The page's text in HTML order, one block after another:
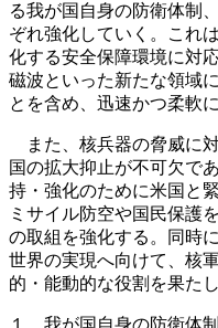
る我が国自身の防衛体制
ぞれ強化していく。これ
化する安全保障環境に対
磁波といった新たな領域
とを含め、迅速かつ柔軟
また、核兵器の脅威に
国の拡大抑止が不可欠で
持・強化のために米国と
ミサイル防空や国民保護
の取組を強化する。同時
世界の実現へ向けて、核
的・能動的な役割を果たし
１ 我が国自身の防衛体